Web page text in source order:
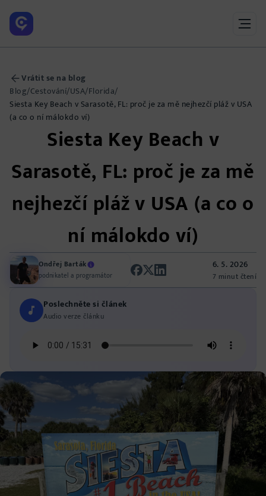
Vrátit se na blog
Blog/Cestování/USA/Florida/
Siesta Key Beach v Sarasotě, FL: proč je za mě nejhezčí pláž v USA
(a co o ní málokdo ví)
Siesta Key Beach v
Sarasotě, FL: proč je za mě
nejhezčí pláž v USA (a co o
ní málokdo ví)
Ondřej Barták
podnikatel a programátor
6. 5. 2026
7 minut čtení
Poslechněte si článek
Audio verze článku